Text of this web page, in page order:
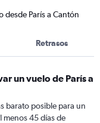
desde París a Cantón
Retrasos
un vuelo de París a
barato posible para un
menos 45 días de